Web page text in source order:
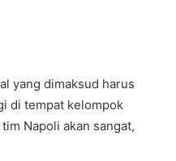
yang dimaksud harus
di tempat kelompok
Napoli akan sangat,